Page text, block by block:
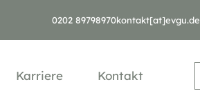
0202 89798970kontakt[at]evgu.de
Karriere Kontakt